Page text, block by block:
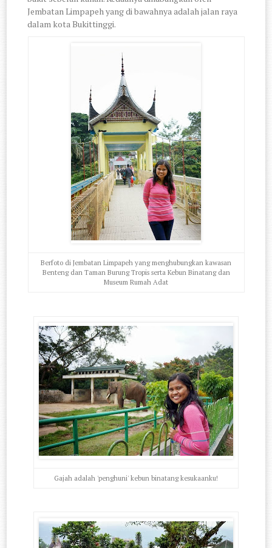
Jembatan Limpapeh yang di bawahnya adalah jalan raya
dalam kota Bukittinggi.
Berfoto di Jembatan Limpapeh yang menghubungkan kawasan
Benteng dan Taman Burung Tropis serta Kebun Binatang dan
Museum Rumah Adat
Gajah adalah 'penghuni' kebun binatang kesukaanku!